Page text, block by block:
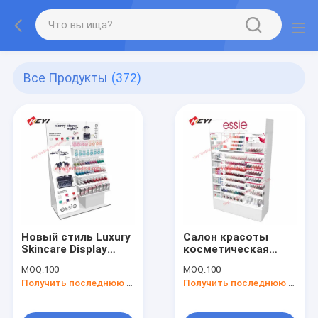
Все Продукты (372)
Новый стиль Luxury
Skincare Display
красоты
Деревянный
Мебель Макияж
MOQ:100
Получить последнюю цену
Салон красоты
косметическая
шкаф краски
простой
специальной
MOQ:100
Получить последнюю цену